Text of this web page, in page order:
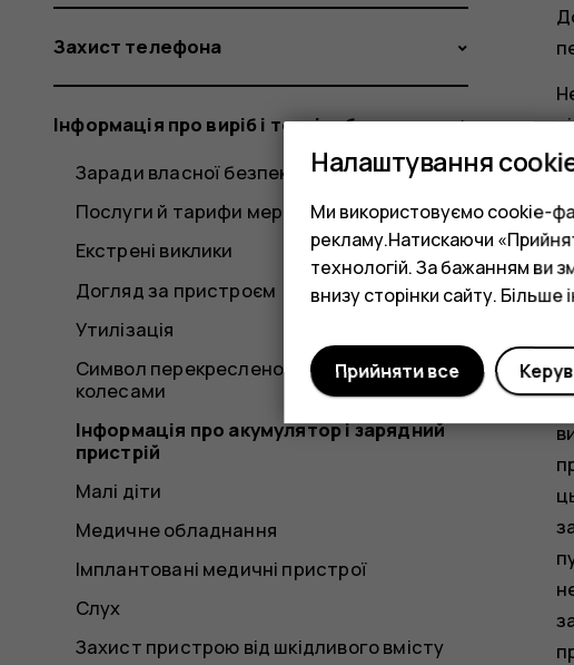
Захист телефона
Інформація про виріб і техніку безпеки
Заради власної безпеки
Послуги й тарифи мережі
Екстрені виклики
Догляд за пристроєм
Утилізація
Символ перекресленої корзини з
колесами
Інформація про акумулятор і зарядний
пристрій
Малі діти
Медичне обладнання
Імплантовані медичні пристрої
Слух
Захист пристрою від шкідливого вмісту
Налаштування
Ми використовуємо cookie-
рекламу.Натискаючи
технологій. За бажанням ви
внизу сторінки сайту. Більше
Прийняти все